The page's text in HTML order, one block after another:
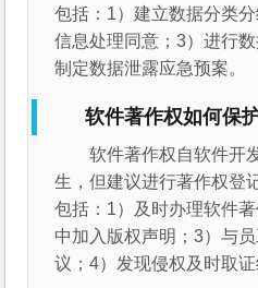
包括：1）建立数据分类
信息处理同意；3）进行数
制定数据泄露应急预案。
软件著作权如何保
软件著作权自软件开
生，但建议进行著作权登
包括：1）及时办理软件
中加入版权声明；3）与
议；4）发现侵权及时取证